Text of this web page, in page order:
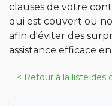
clauses de votre
qui est couvert ou
afin d'éviter des
assistance efficace
< Retour à la liste des